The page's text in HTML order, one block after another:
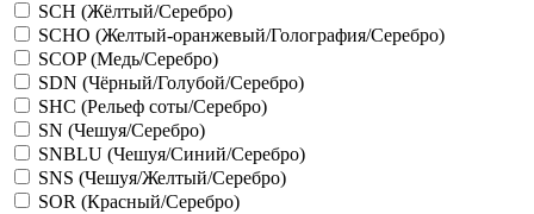
SCH (Жёлтый/Серебро)
SCHO (Желтый-оранжевый/Голография/Серебро)
SCOP (Медь/Серебро)
SDN (Чёрный/Голубой/Серебро)
SHC (Рельеф соты/Серебро)
SN (Чешуя/Серебро)
SNBLU (Чешуя/Синий/Серебро)
SNS (Чешуя/Желтый/Серебро)
SOR (Красный/Серебро)